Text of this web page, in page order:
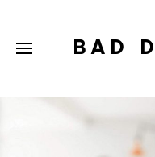
BAD